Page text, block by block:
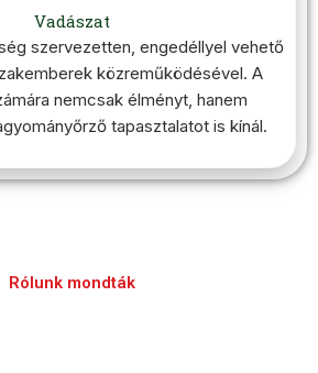
Vadászat
szervezetten, engedéllyel vehető
közreműködésével. A
nemcsak élményt, hanem
tapasztalatot is kínál.
Rólunk mondták